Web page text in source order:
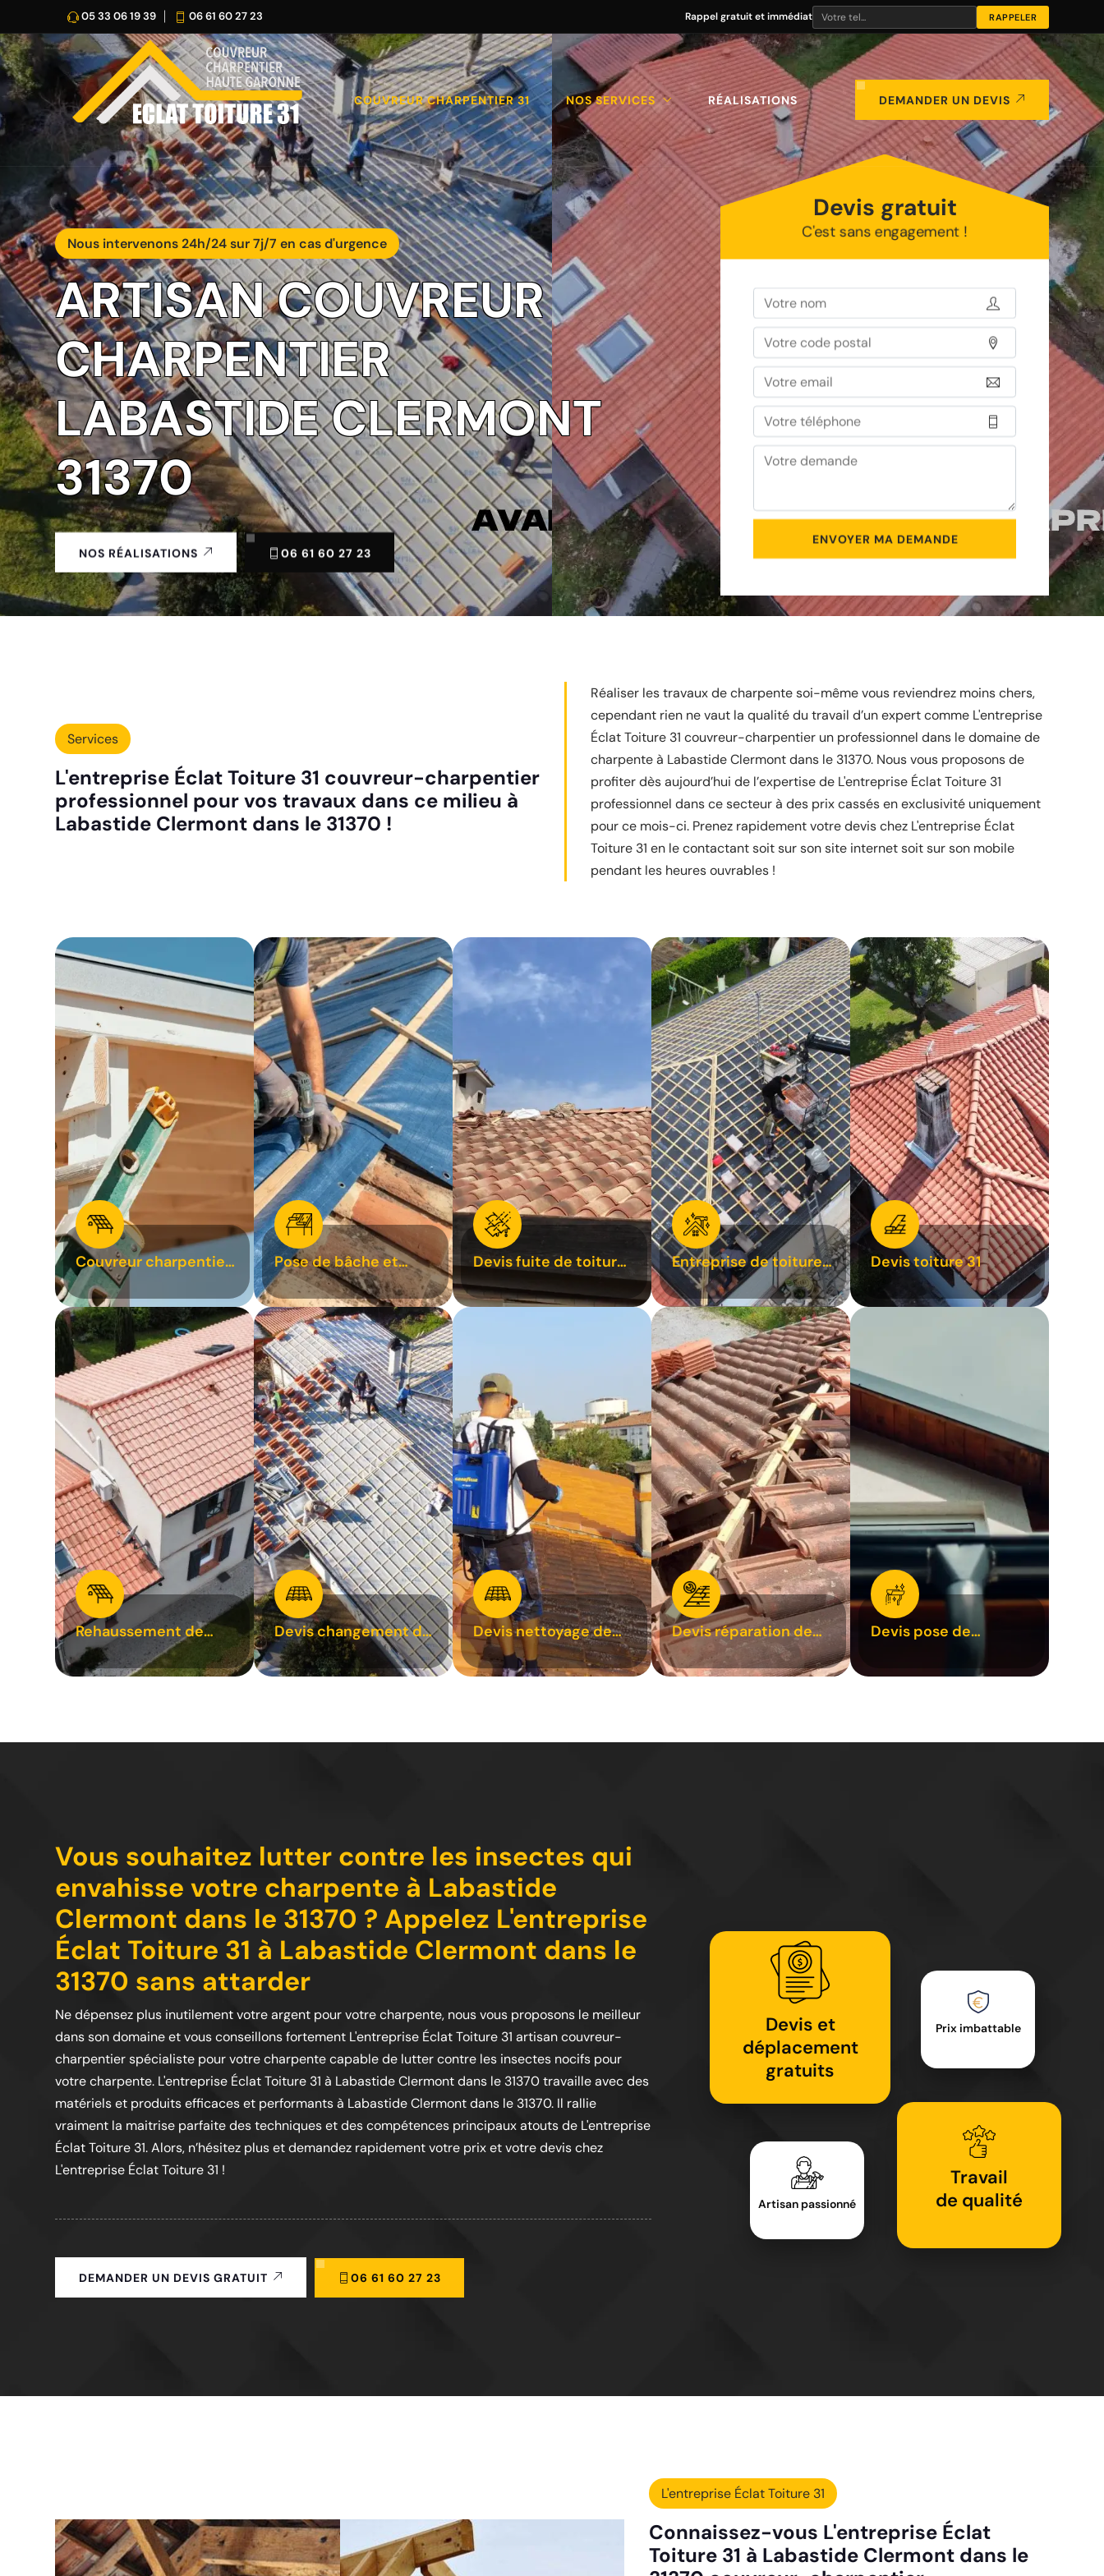
05 33 06 19 39 06 61 60 27 23 Rappel gratuit et immédiat
COUVREUR CHARPENTIER 31 NOS SERVICES RÉALISATIONS DEMANDER UN DEVIS
Nous intervenons 24h/24 sur 7j/7 en cas d'urgence
ARTISAN COUVREUR
CHARPENTIER
LABASTIDE CLERMONT
31370
NOS RÉALISATIONS 06 61 60 27 23
Devis gratuit
C'est sans engagement !
Services
L'entreprise Éclat Toiture 31 couvreur-charpentier
professionnel pour vos travaux dans ce milieu à
Labastide Clermont dans le 31370 !
Réaliser les travaux de charpente soi-même vous reviendrez moins chers,
cependant rien ne vaut la qualité du travail d’un expert comme L'entreprise
Éclat Toiture 31 couvreur-charpentier un professionnel dans le domaine de
charpente à Labastide Clermont dans le 31370. Nous vous proposons de
profiter dès aujourd’hui de l’expertise de L'entreprise Éclat Toiture 31
professionnel dans ce secteur à des prix cassés en exclusivité uniquement
pour ce mois-ci. Prenez rapidement votre devis chez L'entreprise Éclat
Toiture 31 en le contactant soit sur son site internet soit sur son mobile
pendant les heures ouvrables !
Couvreur charpentier
31
Pose de bâche et
bâchage de toiture 31
Devis fuite de toiture
31
Entreprise de toiture
31
Devis toiture 31
Rehaussement de
toiture 31
Devis changement de
tuile 31
Devis nettoyage de
toiture 31
Devis réparation de
toiture 31
Devis pose de
Vous souhaitez lutter contre les insectes qui
envahisse votre charpente à Labastide
Clermont dans le 31370 ? Appelez L'entreprise
Éclat Toiture 31 à Labastide Clermont dans le
31370 sans attarder
Ne dépensez plus inutilement votre argent pour votre charpente, nous vous proposons le meilleur
dans son domaine et vous conseillons fortement L'entreprise Éclat Toiture 31 artisan couvreur-
charpentier spécialiste pour votre charpente capable de lutter contre les insectes nocifs pour
votre charpente. L'entreprise Éclat Toiture 31 à Labastide Clermont dans le 31370 travaille avec des
matériels et produits efficaces et performants à Labastide Clermont dans le 31370. Il rallie
vraiment la maitrise parfaite des techniques et des compétences principaux atouts de L'entreprise
Éclat Toiture 31. Alors, n’hésitez plus et demandez rapidement votre prix et votre devis chez
L'entreprise Éclat Toiture 31 !
Devis et
déplacement
gratuits
Artisan passionné
Prix imbattable
Travail
de qualité
DEMANDER UN DEVIS GRATUIT 06 61 60 27 23
L'entreprise Éclat Toiture 31
Connaissez-vous L'entreprise Éclat
Toiture 31 à Labastide Clermont dans le